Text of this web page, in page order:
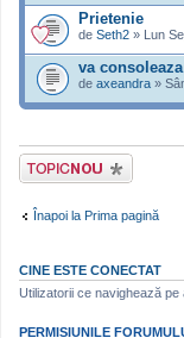
Prietenie
de Seth2 » Lun
va
de axeandra »
Scrie un subiect
nou
Înapoi la Prima pagină
CINE ESTE CONECTAT
Utilizatorii ce navighează
PERMISIUNILE